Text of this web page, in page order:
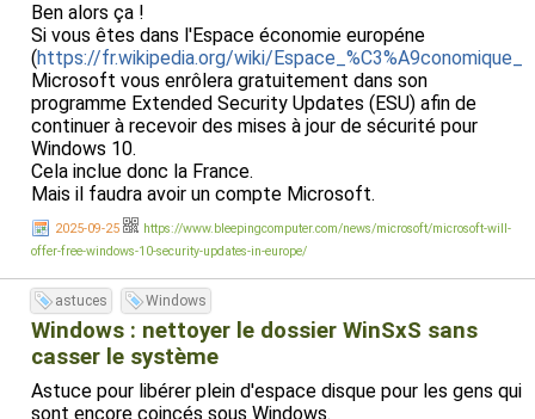
Ben alors ça !
Si vous êtes dans l'Espace économie européne
(https://fr.wikipedia.org/wiki/
Microsoft vous enrôlera gratuitement dans son
programme Extended Security Updates (ESU) afin de
continuer à recevoir des mises à jour de sécurité pour
Windows 10.
Cela inclue donc la France.
Mais il faudra avoir un compte Microsoft.
2025-09-25
https://www.bleepingcomputer.com/news/microsoft/microsoft-will-
offer-free-windows-10-security-updates-in-europe/
astuces Windows
Windows : nettoyer le dossier WinSxS sans
casser le système
Astuce pour libérer plein d'espace disque pour les gens qui
sont encore coincés sous Windows.